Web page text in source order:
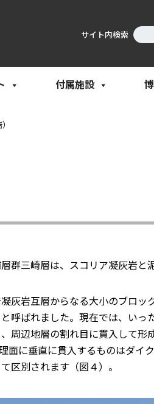
サイト内検索
付属施設
三崎層は、スコリア凝灰岩と
岩互層からなる大小のブロッ
呼ばれました。現在では、い
周辺地層の割れ目に貫入して
に垂直に貫入するものはダイ
区別されます（図４）。